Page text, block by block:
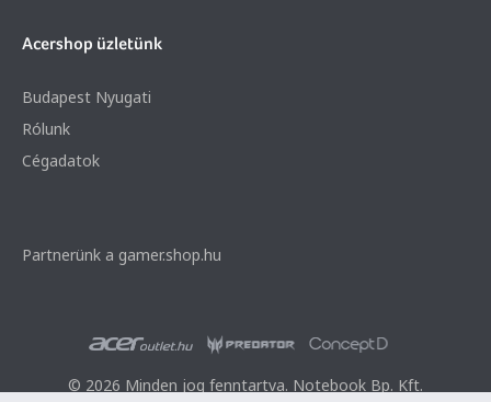
Acershop üzletünk
Budapest Nyugati
Rólunk
Cégadatok
Partnerünk a gamer.shop.hu
© 2026 Minden jog fenntartva. Notebook Bp. Kft.